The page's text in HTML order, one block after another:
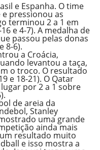
e Espanha. O time
pressionou as
terminou 2 a 1 em
e 4-7). A medalha de
passou pelas donas
8-6).
a Croácia,
levantou a taça,
o troco. O resultado
e 18-21). O Qatar
por 2 a 1 sobre
de areia da
Stanley
uma grande
ainda mais
resultado muito
e isso mostra a